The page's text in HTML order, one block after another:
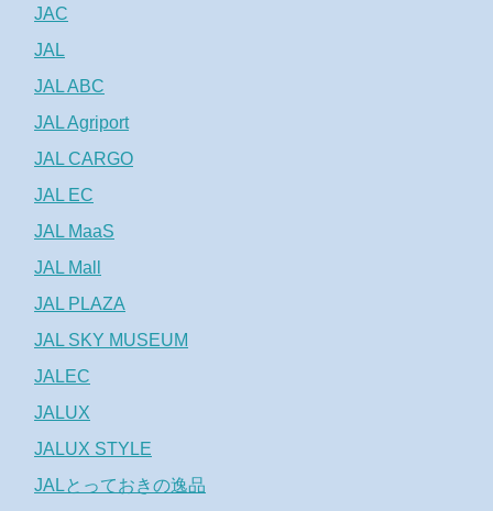
JAC
JAL
JAL ABC
JAL Agriport
JAL CARGO
JAL EC
JAL MaaS
JAL Mall
JAL PLAZA
JAL SKY MUSEUM
JALEC
JALUX
JALUX STYLE
JALとっておきの逸品